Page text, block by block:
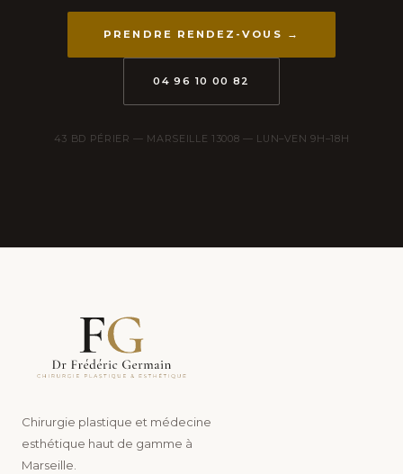
PRENDRE RENDEZ-VOUS →
04 96 10 00 82
43 BD PÉRIER — MARSEILLE 13008 — LUN–VEN 9H–18H
Chirurgie plastique et médecine
esthétique haut de gamme à
Marseille.